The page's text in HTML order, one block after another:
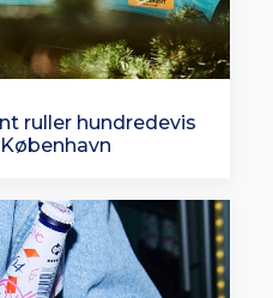
ruller hundredevis